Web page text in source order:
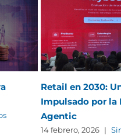
Retail en 2030:
Impulsado por la
Agentic
14 febrero, 2026 |